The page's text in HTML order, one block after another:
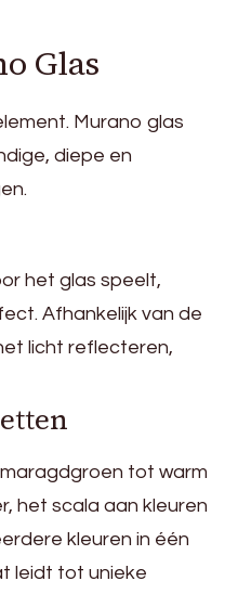
Glas
Murano glas
diepe en
het glas speelt,
Afhankelijk van de
licht reflecteren,
tot warm
het scala aan kleuren
kleuren in één
leidt tot unieke